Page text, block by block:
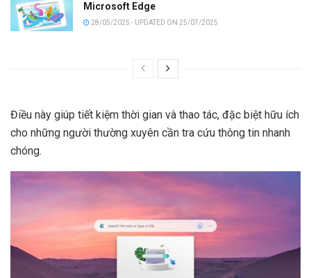
Microsoft Edge
28/05/2025 - UPDATED ON 25/07/2025
Điều này giúp tiết kiệm thời gian và thao tác, đặc biệt hữu ích
cho những người thường xuyên cần tra cứu thông tin nhanh
chóng.